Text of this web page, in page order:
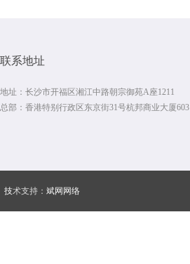
联系地址
地址：长沙市开福区湘江中路朝宗御苑A座1211
总部：香港特别行政区东京街31号杭邦商业大厦603
技术支持： 斌网网络